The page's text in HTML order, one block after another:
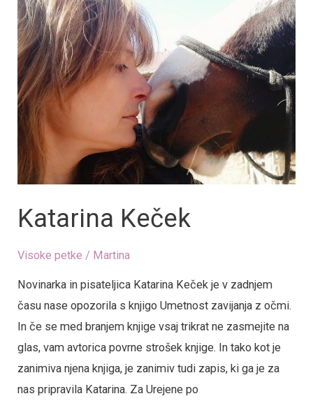
Katarina Keček
Visoke petke / Martina
Novinarka in pisateljica Katarina Keček je v zadnjem
času nase opozorila s knjigo Umetnost zavijanja z očmi.
In če se med branjem knjige vsaj trikrat ne zasmejite na
glas, vam avtorica povrne strošek knjige. In tako kot je
zanimiva njena knjiga, je zanimiv tudi zapis, ki ga je za
nas pripravila Katarina. Za Urejene po
Katarina
Keček